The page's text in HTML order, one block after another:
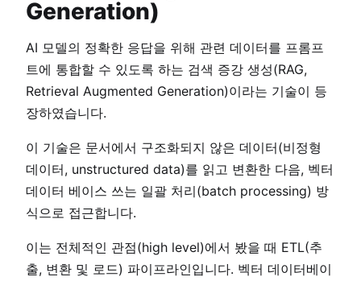
Generation)
AI 모델의 정확한 응답을 위해 관련 데이터를 프롬프
트에 통합할 수 있도록 하는 검색 증강 생성(RAG,
Retrieval Augmented Generation)이라는 기술이 등
장하였습니다.
이 기술은 문서에서 구조화되지 않은 데이터(비정형
데이터, unstructured data)를 읽고 변환한 다음, 벡터
데이터 베이스 쓰는 일괄 처리(batch processing) 방
식으로 접근합니다.
이는 전체적인 관점(high level)에서 봤을 때 ETL(추
출, 변환 및 로드) 파이프라인입니다. 벡터 데이터베이